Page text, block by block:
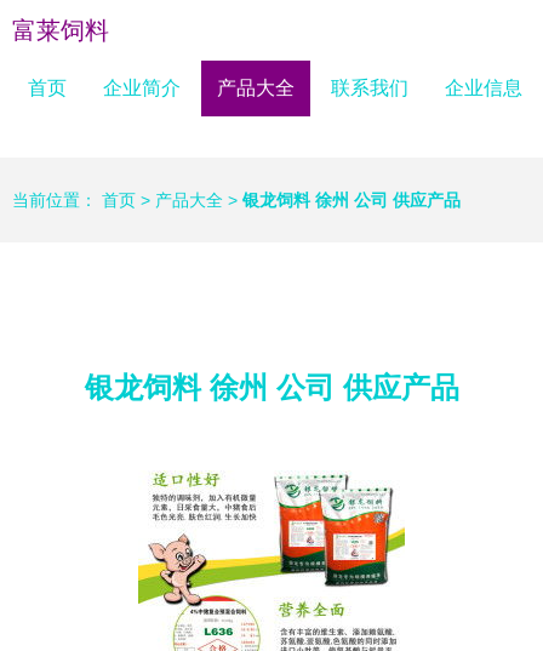
富莱饲料
首页 企业简介 产品大全 联系我们 企业信息
当前位置： 首页 > 产品大全 > 银龙饲料 徐州 公司 供应产品
银龙饲料 徐州 公司 供应产品